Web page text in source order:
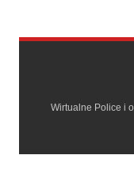
Wirtualne Police i